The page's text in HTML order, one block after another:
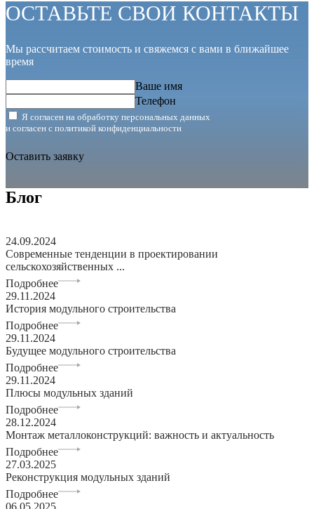
ОСТАВЬТЕ СВОИ КОНТАКТЫ
Мы рассчитаем стоимость и свяжемся с вами в ближайшее
время
Ваше имя
Телефон
Я согласен на обработку персональных данных
и согласен с политикой конфиденциальности
Оставить заявку
Блог
24.09.2024
Современные тенденции в проектировании
сельскохозяйственных ...
Подробнее
29.11.2024
История модульного строительства
Подробнее
29.11.2024
Будущее модульного строительства
Подробнее
29.11.2024
Плюсы модульных зданий
Подробнее
28.12.2024
Монтаж металлоконструкций: важность и актуальность
Подробнее
27.03.2025
Реконструкция модульных зданий
Подробнее
06.05.2025